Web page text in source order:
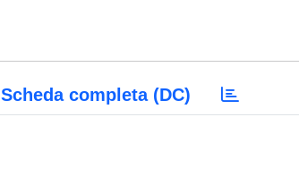
Scheda completa (DC)